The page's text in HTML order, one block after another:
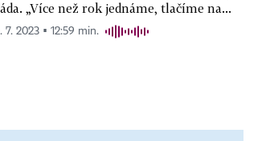
„Více než rok jednáme, tlačíme na...
7. 2023 ▪ 12:59 min.